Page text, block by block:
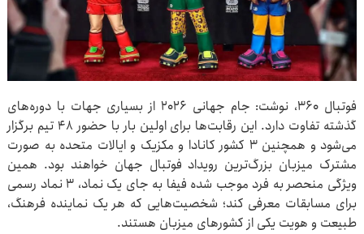
فوتبال ۳۶۰، نوشت: جام جهانی ۲۰۲۶ از بسیاری جهات با دوره‌های
گذشته تفاوت دارد. این رقابت‌ها برای اولین بار با حضور ۴۸ تیم برگزار
می‌شود و همچنین ۳ کشور کانادا و مکزیک و ایالات متحده به صورت
مشترک میزبان بزرگ‌ترین رویداد فوتبال جهان خواهند بود. همین
ویژگی منحصر به فرد موجب شده فیفا به جای یک نماد، ۳ نماد رسمی
برای مسابقات معرفی کند؛ شخصیت‌هایی که هر یک نماینده فرهنگ،
طبیعت و هویت یکی از کشورهای میزبان هستند.